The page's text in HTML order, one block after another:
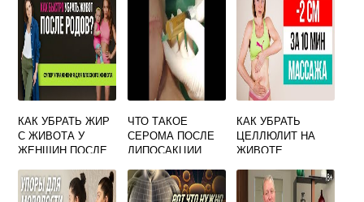
КАК УБРАТЬ ЖИР
С ЖИВОТА У
ЖЕНЩИН ПОСЛЕ
СЕЧЕНИЯ
ЧТО ТАКОЕ
СЕРОМА ПОСЛЕ
ЛИПОСАКЦИИ
КАК УБРАТЬ
ЦЕЛЛЮЛИТ НА
ЖИВОТЕ